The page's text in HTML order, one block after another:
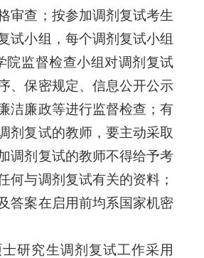
审查；按参加调剂复试考生
试小组，每个调剂复试小组
院监督检查小组对调剂复试
、保密规定、信息公开公示
洁廉政等进行监督检查；有
剂复试的教师，要主动采取
调剂复试的教师不得给予考
何与调剂复试有关的资料；
答案在启用前均系国家机密
研究生调剂复试工作采用